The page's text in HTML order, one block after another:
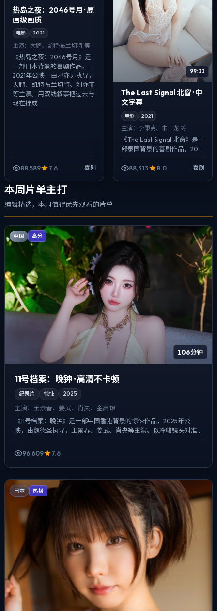
热岛之夜：2046号月 · 原
画级画质
电影 2021
主演： 大鹏、凯特·布兰切特 等
《热岛之夜：2046号月》是
一部日本背景的喜剧作品，
2021年公映，由刁亦男执导，
大鹏、凯特·布兰切特、刘亦菲
等主演。用双线叙事把过去与
现在拧成...
88,589 7.6 喜剧
99:11
The Last Signal 北窗 · 中
文字幕
电影 2021
主演： 李秉宪、朱一龙 等
《The Last Signal 北窗》是一
部泰国背景的喜剧作品，2021
年公映，由毕赣执导，李秉
宪、朱一龙、黄政民等主演。
88,313 8.0 喜剧
本周片单主打
编辑精选，本周值得优先观看的片单
中国 高分
106分钟
11号档案：晚钟 · 高清不卡顿
纪录片 惊悚 2025
主演： 王景春、姜武、肖央、金高银
《11号档案：晚钟》是一部中国香港背景的惊悚作品，2025年公
映，由魏德圣执导，王景春、姜武、肖央等主演。以冷峻镜头对准
普通人的抉择瞬间，人物在道德灰区反复试探，观众情绪被慢慢...
96,609
7.6
日本 热播